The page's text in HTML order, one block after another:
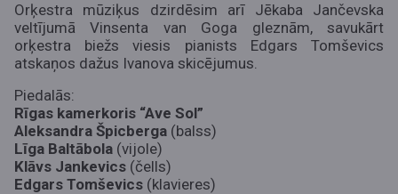
Orķestra mūziķus dzirdēsim arī Jēkaba Jančevska
veltījumā Vinsenta van Goga gleznām, savukārt
orķestra biežs viesis pianists Edgars Tomševics
atskaņos dažus Ivanova skicējumus.
Piedalās:
Rīgas kamerkoris “Ave Sol”
Aleksandra Špicberga (balss)
Līga Baltābola (vijole)
Klāvs Jankevics (čells)
Edgars Tomševics (klavieres)